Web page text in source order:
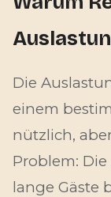
Die
einem
nützlich,
Problem:
lange Gäste